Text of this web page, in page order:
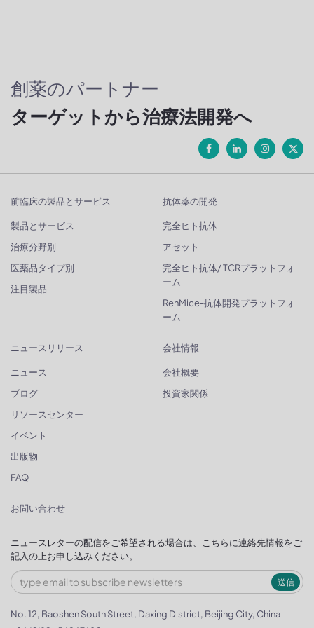
創薬のパートナー
ターゲットから治療法開発へ
前臨床の製品とサービス
製品とサービス
治療分野別
医薬品タイプ別
注目製品
抗体薬の開発
完全ヒト抗体
アセット
完全ヒト抗体/ TCRプラットフォ
ーム
RenMice-抗体開発プラットフォ
ーム
ニュースリリース
ニュース
ブログ
リソースセンター
イベント
出版物
FAQ
会社情報
会社概要
投資家関係
お問い合わせ
ニュースレターの配信をご希望される場合は、こちらに連絡先情報をご
記入の上お申し込みください。
送信
No. 12, Baoshen South Street, Daxing District, Beijing City, China